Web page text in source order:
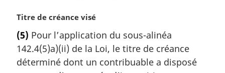
N
t
e
m
Titre de créance visé
(5) Pour l’application du sous-alinéa
142.4(5)a)(ii) de la Loi, le titre de créance
déterminé dont un contribuable a disposé